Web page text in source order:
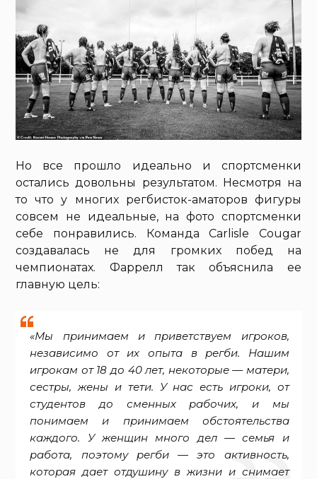
Но все прошло идеально и спортсменки
остались довольны результатом. Несмотря на
то что у многих регбисток-аматоров фигуры
совсем не идеальные, на фото спортсменки
себе понравились. Команда Carlisle Cougar
создавалась не для громких побед на
чемпионатах. Фаррелл так объяснила ее
главную цель:
«Мы принимаем и приветствуем игроков,
независимо от их опыта в регби. Нашим
игрокам от 18 до 40 лет, некоторые — матери,
сестры, жены и тети. У нас есть игроки, от
студентов до сменных рабочих, и мы
понимаем и принимаем обстоятельства
каждого. У женщин много дел — семья и
работа, поэтому регби — это активность,
которая дает отдушину в жизни и снимает